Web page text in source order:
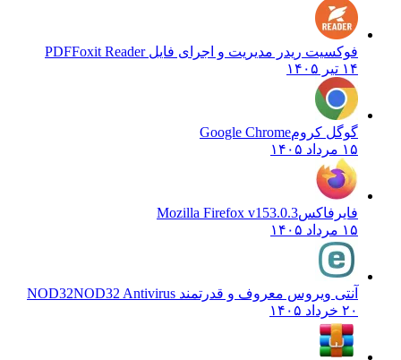
فوکسیت ریدر مدیریت و اجرای فایل PDFFoxit Reader
۱۴ تیر ۱۴۰۵
گوگل کرومGoogle Chrome
۱۵ مرداد ۱۴۰۵
فایرفاکسMozilla Firefox v153.0.3
۱۵ مرداد ۱۴۰۵
آنتی ویروس معروف و قدرتمند NOD32 NOD32 Antivirus
۲۰ خرداد ۱۴۰۵